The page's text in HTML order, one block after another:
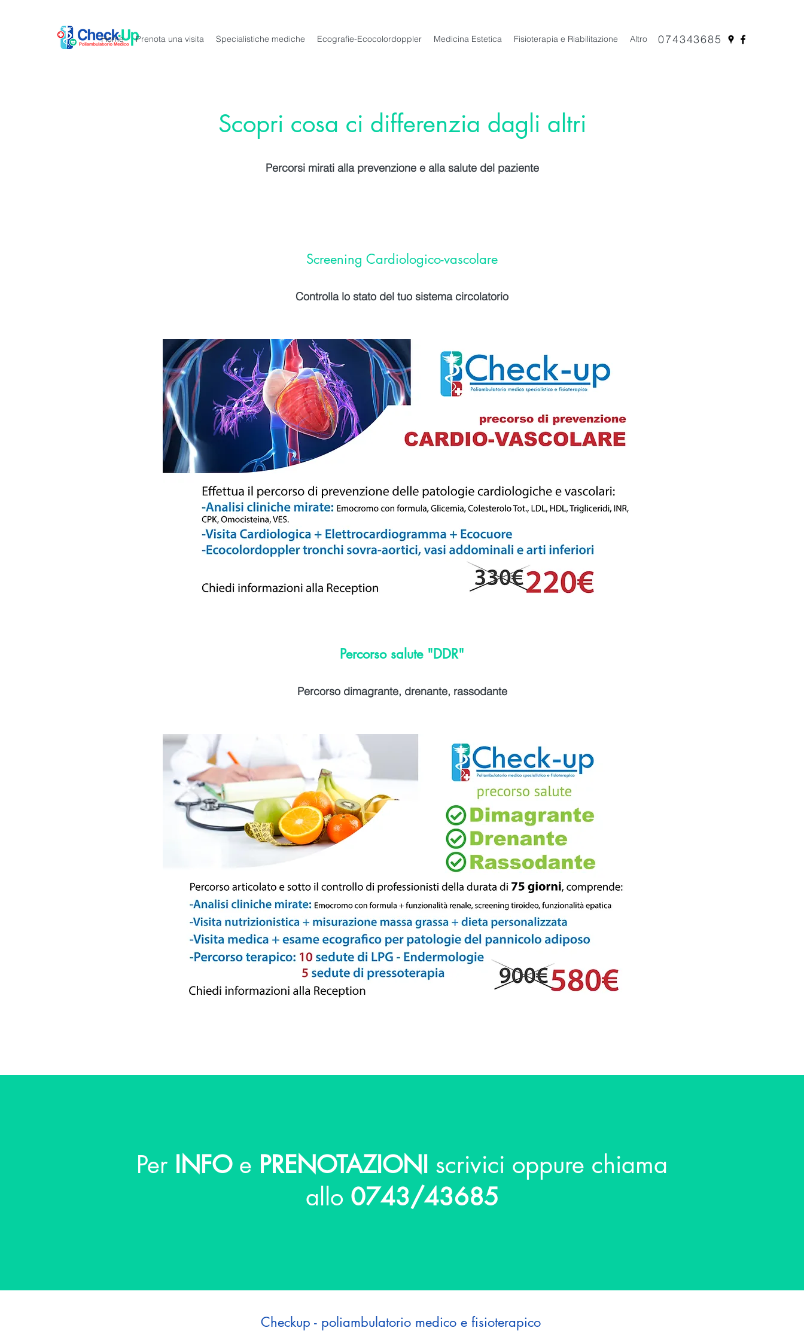
Home Prenota una visita Specialistiche mediche Ecografie-Ecocolordoppler Medicina Estetica Fisioterapia e Riabilitazione Altro 074343685
Scopri cosa ci differenzia dagli altri
Percorsi mirati alla prevenzione e alla salute del paziente
Screening Cardiologico-vascolare
Controlla lo stato del tuo sistema circolatorio
Percorso salute "DDR"
Percorso dimagrante, drenante, rassodante
Per INFO e PRENOTAZIONI scrivici oppure chiama
allo 0743/43685
Checkup - poliambulatorio medico e fisioterapico